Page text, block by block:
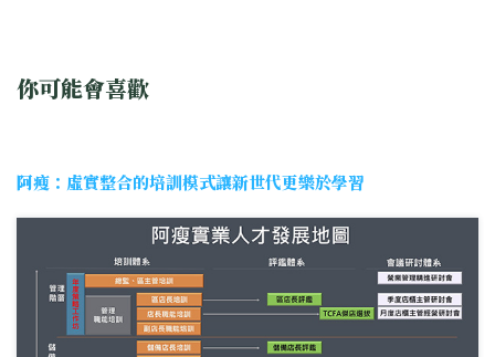
你可能會喜歡
阿瘦：虛實整合的培訓模式讓新世代更樂於學習